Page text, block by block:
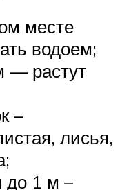
месте
водоем;
— растут
–
лисья,
до 1 м –